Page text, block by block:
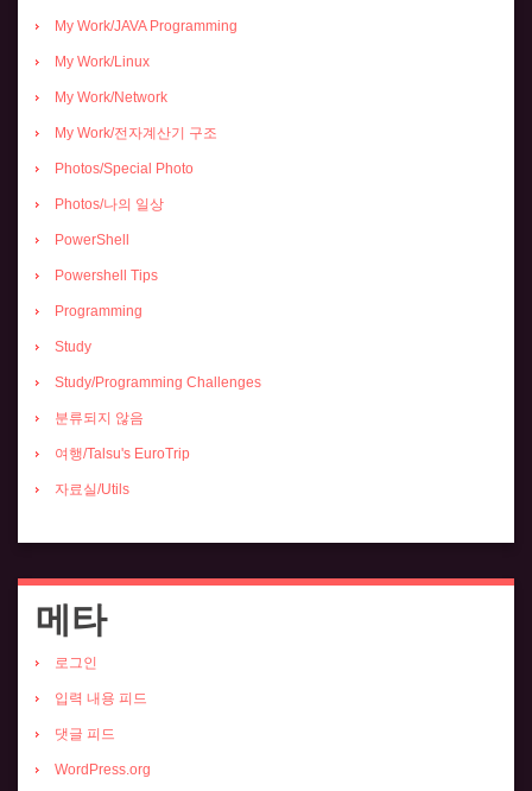
My Work/JAVA Programming
My Work/Linux
My Work/Network
My Work/전자계산기 구조
Photos/Special Photo
Photos/나의 일상
PowerShell
Powershell Tips
Programming
Study
Study/Programming Challenges
분류되지 않음
여행/Talsu's EuroTrip
자료실/Utils
메타
로그인
입력 내용 피드
댓글 피드
WordPress.org